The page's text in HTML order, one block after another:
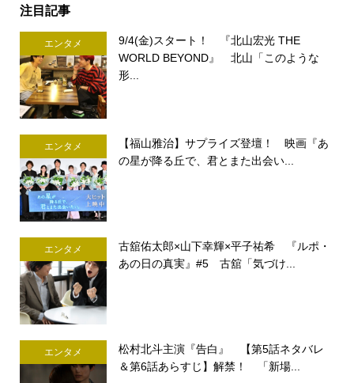
注目記事
エンタメ
9/4(金)スタート！ 『北山宏光 THE
WORLD BEYOND』 北山「このような
形...
エンタメ
【福山雅治】サプライズ登壇！ 映画『あ
の星が降る丘で、君とまた出会い...
エンタメ
古舘佑太郎×山下幸輝×平子祐希 『ルポ・
あの日の真実』#5 古舘「気づけ...
エンタメ
松村北斗主演『告白』 【第5話ネタバレ
＆第6話あらすじ】解禁！ 「新場...